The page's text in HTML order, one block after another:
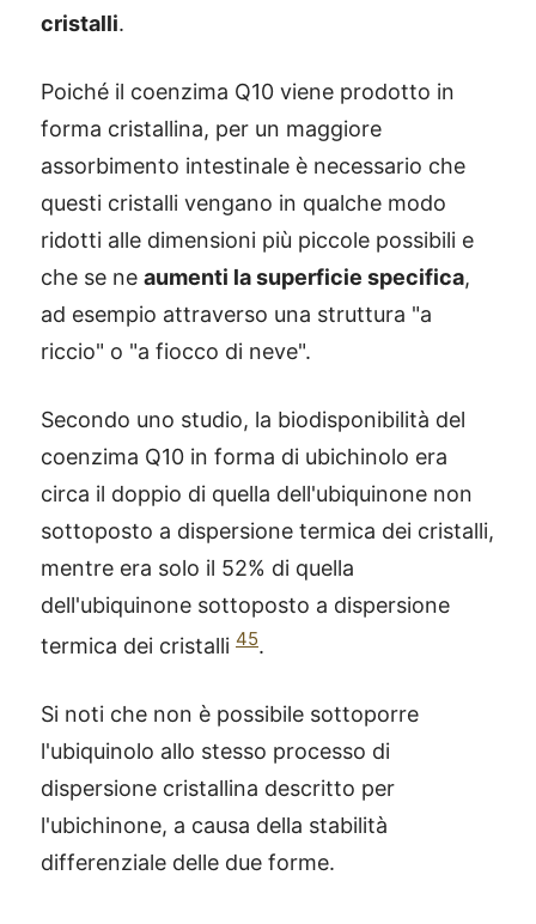
cristalli.
Poiché il coenzima Q10 viene prodotto in
forma cristallina, per un maggiore
assorbimento intestinale è necessario che
questi cristalli vengano in qualche modo
ridotti alle dimensioni più piccole possibili e
che se ne aumenti la superficie specifica,
ad esempio attraverso una struttura "a
riccio" o "a fiocco di neve".
Secondo uno studio, la biodisponibilità del
coenzima Q10 in forma di ubichinolo era
circa il doppio di quella dell'ubiquinone non
sottoposto a dispersione termica dei cristalli,
mentre era solo il 52% di quella
dell'ubiquinone sottoposto a dispersione
termica dei cristalli 45.
Si noti che non è possibile sottoporre
l'ubiquinolo allo stesso processo di
dispersione cristallina descritto per
l'ubichinone, a causa della stabilità
differenziale delle due forme.